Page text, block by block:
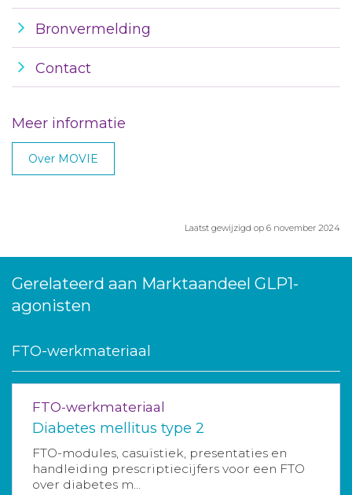
Bronvermelding
Contact
Meer informatie
Over MOVIE
Laatst gewijzigd op 6 november 2024
Gerelateerd aan Marktaandeel GLP1-
agonisten
FTO-werkmateriaal
FTO-werkmateriaal
Diabetes mellitus type 2
FTO-modules, casuïstiek, presentaties en
handleiding prescriptiecijfers voor een FTO
over diabetes m...